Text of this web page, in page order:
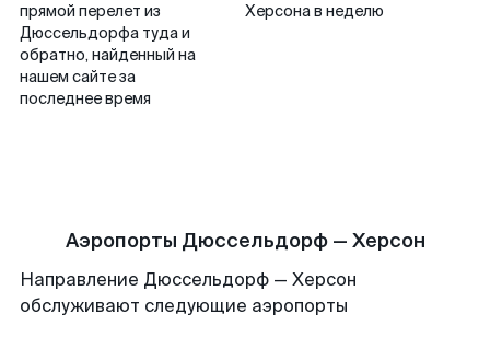
прямой перелет из
Дюссельдорфа туда и
обратно, найденный на
нашем сайте за
последнее время
Херсона в неделю
Аэропорты Дюссельдорф — Херсон
Направление Дюссельдорф — Херсон
обслуживают следующие аэропорты